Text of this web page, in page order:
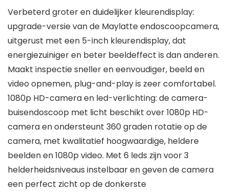
Verbeterd groter en duidelijker kleurendisplay:
upgrade-versie van de Maylatte endoscoopcamera,
uitgerust met een 5-inch kleurendisplay, dat
energiezuiniger en beter beeldeffect is dan anderen.
Maakt inspectie sneller en eenvoudiger, beeld en
video opnemen, plug-and-play is zeer comfortabel.
1080p HD-camera en led-verlichting: de camera-
buisendoscoop met licht beschikt over 1080p HD-
camera en ondersteunt 360 graden rotatie op de
camera, met kwalitatief hoogwaardige, heldere
beelden en 1080p video. Met 6 leds zijn voor 3
helderheidsniveaus instelbaar en geven de camera
een perfect zicht op de donkerste